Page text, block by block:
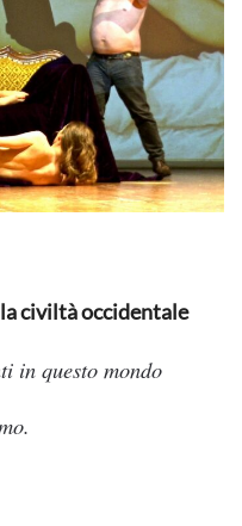
civiltà occidentale
in questo mondo